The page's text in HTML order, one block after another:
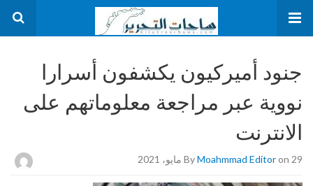
جنود أميركيون يكشفون أسرارا
نووية عبر مراجعة معلوماتهم على
الانترنت
ByMoahmmad Editoron 29 مايو، 2021